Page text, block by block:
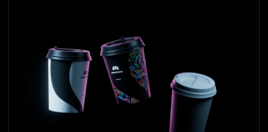
Нейминг и айдентика строительной